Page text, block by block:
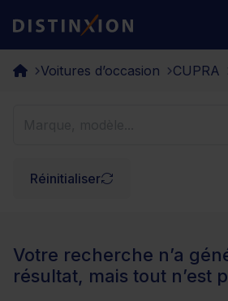
Distinxion
Voitures d’occasion CUPRA
Réinitialiser
Votre recherche n’a
résultat, mais tout n’est